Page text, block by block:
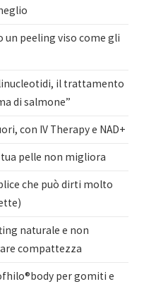
un peeling viso come gli
il trattamento
di salmone”
con IV Therapy e NAD+
tua pelle non migliora
che può dirti molto
naturale e non
compattezza
per gomiti e